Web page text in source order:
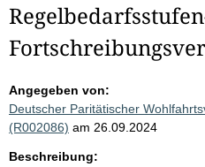
Angegeben von:
Deutscher Paritätischer
(R002086) am 26.09.2024
Beschreibung: